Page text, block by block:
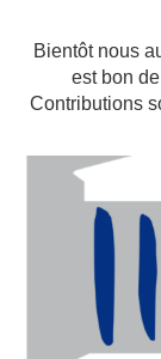
Bientôt nous
est bon
Contributions